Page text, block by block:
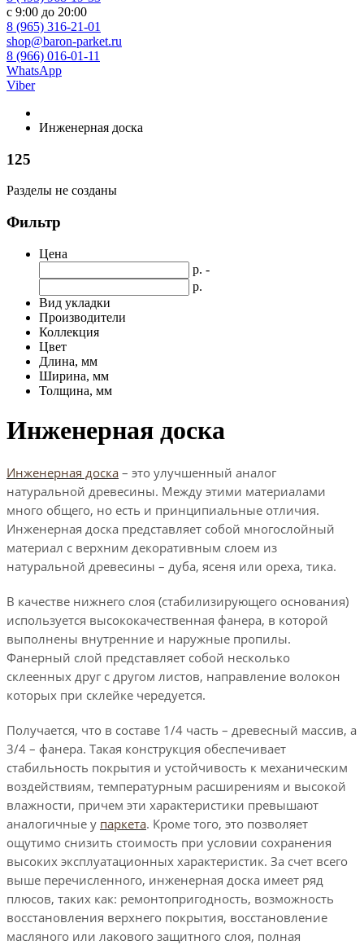
с 9:00 до 20:00
8 (965) 316-21-01
shop@baron-parket.ru
8 (966) 016-01-11
WhatsApp
Viber
Инженерная доска
125
Разделы не созданы
Фильтр
Цена
р. -
р.
Вид укладки
Производители
Коллекция
Цвет
Длина, мм
Ширина, мм
Толщина, мм
Инженерная доска
Инженерная доска – это улучшенный аналог
натуральной древесины. Между этими материалами
много общего, но есть и принципиальные отличия.
Инженерная доска представляет собой многослойный
материал с верхним декоративным слоем из
натуральной древесины – дуба, ясеня или ореха, тика.
В качестве нижнего слоя (стабилизирующего основания)
используется высококачественная фанера, в которой
выполнены внутренние и наружные пропилы.
Фанерный слой представляет собой несколько
склеенных друг с другом листов, направление волокон
которых при склейке чередуется.
Получается, что в составе 1/4 часть – древесный массив, а
3/4 – фанера. Такая конструкция обеспечивает
стабильность покрытия и устойчивость к механическим
воздействиям, температурным расширениям и высокой
влажности, причем эти характеристики превышают
аналогичные у паркета. Кроме того, это позволяет
ощутимо снизить стоимость при условии сохранения
высоких эксплуатационных характеристик. За счет всего
выше перечисленного, инженерная доска имеет ряд
плюсов, таких как: ремонтопригодность, возможность
восстановления верхнего покрытия, восстановление
масляного или лакового защитного слоя, полная